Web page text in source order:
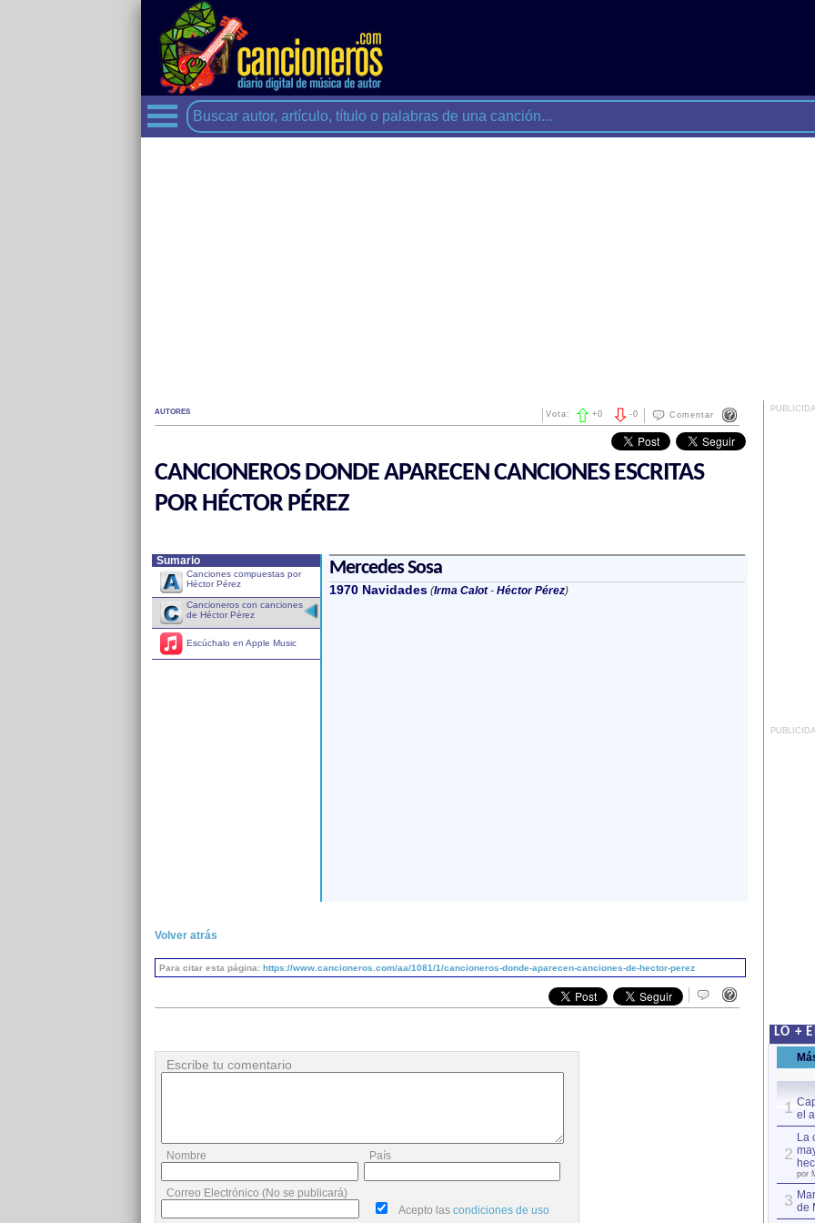
AUTORES Comentar
-0
Vota: +0
CANCIONEROS DONDE APARECEN CANCIONES ESCRITAS
POR HÉCTOR PÉREZ
Sumario
Canciones compuestas por
Héctor Pérez
Cancioneros con canciones
de Héctor Pérez
Escúchalo en Apple Music
Mercedes Sosa
1970 Navidades (Irma Calot- Héctor Pérez)
Volver atrás
Para citar esta página: https://www.cancioneros.com/aa/1081/1/cancioneros-donde-aparecen-canciones-de-hector-perez
Escribe tu comentario
Nombre País
Correo Electrónico (No se publicará)
Acepto las condiciones de uso
LO +
1 el
2
La
por
3 de